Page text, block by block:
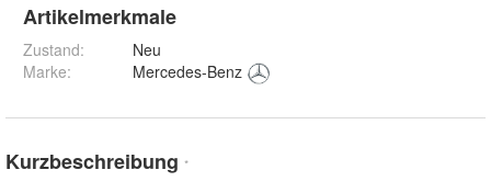
Artikelmerkmale
Zustand:
Neu
Marke:
Mercedes-Benz
Kurzbeschreibung *